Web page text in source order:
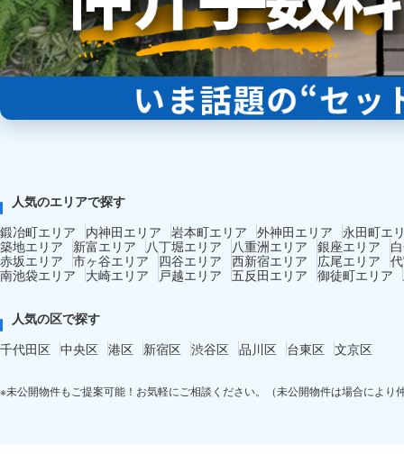
人気のエリアで探す
鍛冶町エリア
内神田エリア 岩本町エリア 外神田エリア
永田町エ
築地エリア
新富エリア 八丁堀エリア 八重洲エリア 銀座エリア
赤坂エリア 市ヶ谷エリア 四谷エリア 西新宿エリア 広尾エリア
南池袋エリア
大崎エリア 戸越エリア 五反田エリア 御徒町エリア
人気の区で探す
千代田区 中央区 港区 新宿区 渋谷区 品川区 台東区 文京区
※未公開物件もご提案可能！お気軽にご相談ください。（未公開物件は場合により